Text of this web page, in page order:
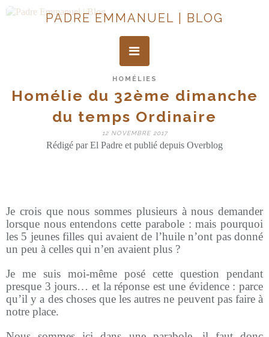
PADRE EMMANUEL | BLOG
HOMÉLIES
Homélie du 32ème dimanche
du temps Ordinaire
12 NOVEMBRE 2017
Rédigé par El Padre et publié depuis Overblog
Je crois que nous sommes plusieurs à nous demander
lorsque nous entendons cette parabole : mais pourquoi
les 5 jeunes filles qui avaient de l’huile n’ont pas donné
un peu à celles qui n’en avaient plus ?
Je me suis moi-même posé cette question pendant
presque 3 jours… et la réponse est une évidence : parce
qu’il y a des choses que les autres ne peuvent pas faire à
notre place.